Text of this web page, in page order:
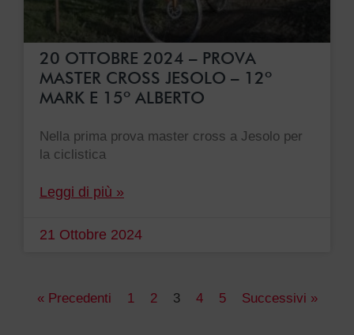
20 OTTOBRE 2024 – PROVA
MASTER CROSS JESOLO – 12º
MARK E 15º ALBERTO
Nella prima prova master cross a Jesolo per
la ciclistica
Leggi di più »
21 Ottobre 2024
« Precedenti 1 2 3 4 5 Successivi »